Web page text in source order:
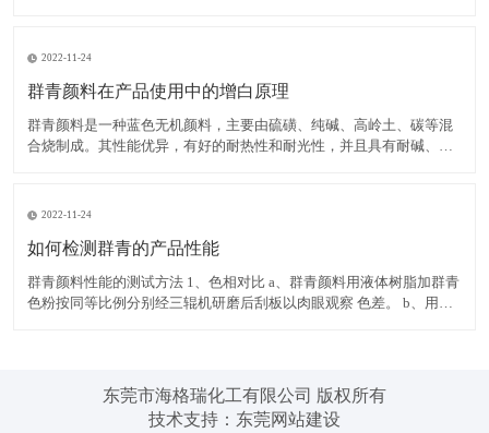
原料的灰暗色光，令腻子粉获得极
2022-11-24
群青颜料在产品使用中的增白原理
群青颜料是一种蓝色无机颜料，主要由硫磺、纯碱、高岭土、碳等混
合烧制成。其性能优异，有好的耐热性和耐光性，并且具有耐碱、不
在运用中不会导致同色异谱现象的出现，能消除白色物质内黄色色
2022-11-24
如何检测群青的产品性能
群青颜料性能的测试方法 1、色相对比 a、群青颜料用液体树脂加群青
色粉按同等比例分别经三辊机研磨后刮板以肉眼观察 色差。 b、用塑
东莞市海格瑞化工有限公司 版权所有
技术支持： 东莞网站建设